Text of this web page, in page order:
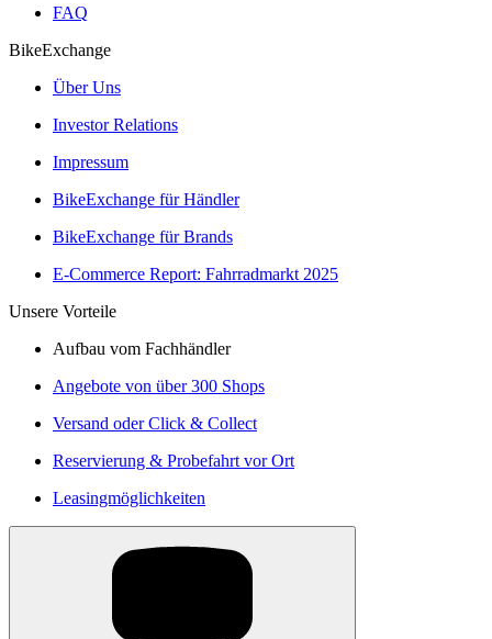
FAQ
BikeExchange
Über Uns
Investor Relations
Impressum
BikeExchange für Händler
BikeExchange für Brands
E-Commerce Report: Fahrradmarkt 2025
Unsere Vorteile
Aufbau vom Fachhändler
Angebote von über 300 Shops
Versand oder Click & Collect
Reservierung & Probefahrt vor Ort
Leasingmöglichkeiten